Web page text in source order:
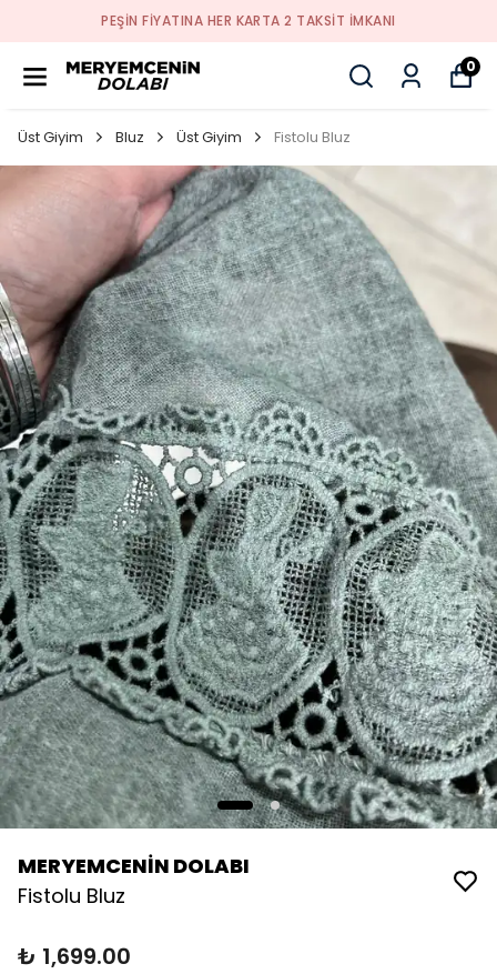
PEŞİN FİYATINA HER KARTA 2 TAKSİT İMKANI
0
Üst Giyim Bluz Üst Giyim Fistolu Bluz
MERYEMCENİN DOLABI
Fistolu Bluz
₺ 1,699.00